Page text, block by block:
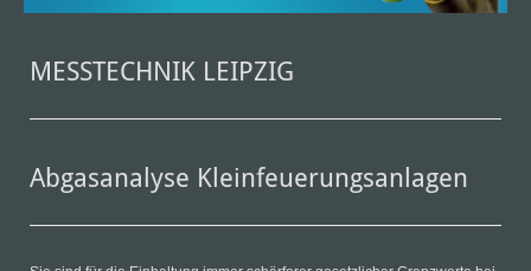
KLIMA
MESSTECHNIK LEIPZIG
Abgasanalyse Kleinfeuerungsanlagen